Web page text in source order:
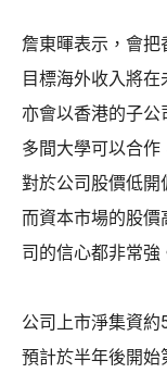
詹東暉表示，會把
目標海外收入將
亦會以香港的子公
多間大學可以合作
對於公司股價低開
而資本市場的股價
司的信心都非常強
公司上市淨集資
預計於半年後開始